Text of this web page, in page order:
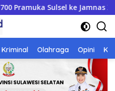
Semarak HUT RI ke-81,
Kriminal Olahraga Opini